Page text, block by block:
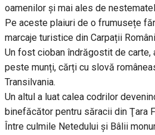
oamenilor și mai ales de
Pe aceste plaiuri de o frumusețe
marcaje turistice din Carpații
Un fost cioban îndrăgostit de carte,
peste munți, cărți cu slovă
Transilvania.
Un altul a luat calea codrilor
binefăcător pentru săracii din Ţara
Între culmile Netedului și Bâlii